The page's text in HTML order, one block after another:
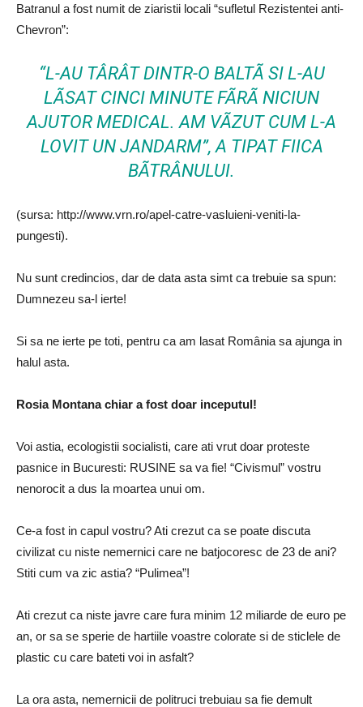
Batranul a fost numit de ziaristii locali “sufletul Rezistentei anti-
Chevron”:
“L-AU TÂRÂT DINTR-O BALTÃ SI L-AU
LÃSAT CINCI MINUTE FÃRÃ NICIUN
AJUTOR MEDICAL. AM VÃZUT CUM L-A
LOVIT UN JANDARM”, A TIPAT FIICA
BÃTRÂNULUI.
(sursa: http://www.vrn.ro/apel-catre-vasluieni-veniti-la-
pungesti).
Nu sunt credincios, dar de data asta simt ca trebuie sa spun:
Dumnezeu sa-l ierte!
Si sa ne ierte pe toti, pentru ca am lasat România sa ajunga in
halul asta.
Rosia Montana chiar a fost doar inceputul!
Voi astia, ecologistii socialisti, care ati vrut doar proteste
pasnice in Bucuresti: RUSINE sa va fie! “Civismul” vostru
nenorocit a dus la moartea unui om.
Ce-a fost in capul vostru? Ati crezut ca se poate discuta
civilizat cu niste nemernici care ne batjocoresc de 23 de ani?
Stiti cum va zic astia? “Pulimea”!
Ati crezut ca niste javre care fura minim 12 miliarde de euro pe
an, or sa se sperie de hartiile voastre colorate si de sticlele de
plastic cu care bateti voi in asfalt?
La ora asta, nemernicii de politruci trebuiau sa fie demult